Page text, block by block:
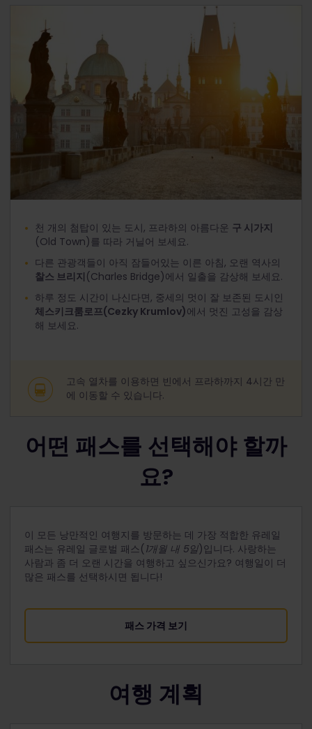
천 개의 첨탑이 있는 도시, 프라하의 아름다운 구 시가지
(Old Town)를 따라 거닐어 보세요.
다른 관광객들이 아직 잠들어있는 이른 아침, 오랜 역사의
찰스 브리지 (Charles Bridge)에서 일출을 감상해 보세요.
하루 정도 시간이 나신다면, 중세의 멋이 잘 보존된 도시인
체스키크룸로프(Cezky Krumlov)에서 멋진 고성을 감상
해 보세요.
고속 열차를 이용하면 빈에서 프라하까지 4시간 만
에 이동할 수 있습니다.
어떤 패스를 선택해야 할까
요?
이 모든 낭만적인 여행지를 방문하는 데 가장 적합한 유레일
패스는 유레일 글로벌 패스( 1개월 내 5일)입니다. 사랑하는
사람과 좀 더 오랜 시간을 여행하고 싶으신가요? 여행일이 더
많은 패스를 선택하시면 됩니다!
패스 가격 보기
여행 계획